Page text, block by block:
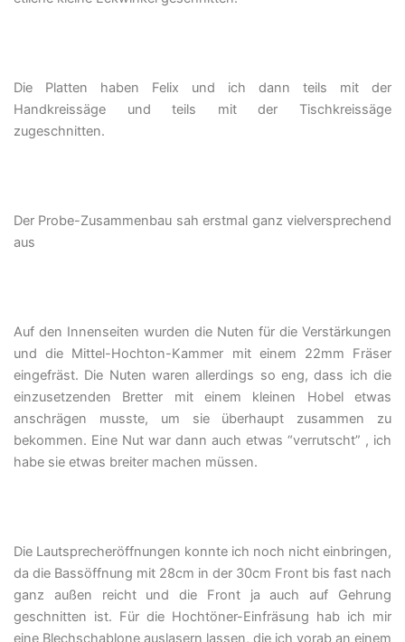
Die Platten haben Felix und ich dann teils mit der
Handkreissäge und teils mit der Tischkreissäge
zugeschnitten.
Der Probe-Zusammenbau sah erstmal ganz vielversprechend
aus
Auf den Innenseiten wurden die Nuten für die Verstärkungen
und die Mittel-Hochton-Kammer mit einem 22mm Fräser
eingefräst. Die Nuten waren allerdings so eng, dass ich die
einzusetzenden Bretter mit einem kleinen Hobel etwas
anschrägen musste, um sie überhaupt zusammen zu
bekommen. Eine Nut war dann auch etwas “verrutscht” , ich
habe sie etwas breiter machen müssen.
Die Lautsprecheröffnungen konnte ich noch nicht einbringen,
da die Bassöffnung mit 28cm in der 30cm Front bis fast nach
ganz außen reicht und die Front ja auch auf Gehrung
geschnitten ist. Für die Hochtöner-Einfräsung hab ich mir
eine Blechschablone auslasern lassen, die ich vorab an einem